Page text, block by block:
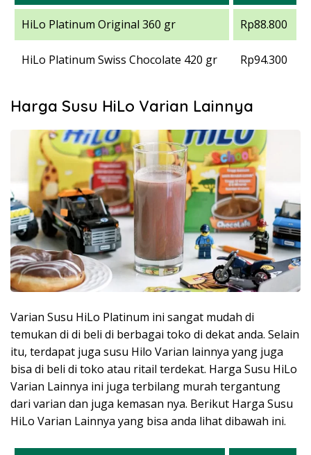
HiLo Platinum Original 360 gr Rp88.800
HiLo Platinum Swiss Chocolate 420 gr Rp94.300
Harga Susu HiLo Varian Lainnya
Varian Susu HiLo Platinum ini sangat mudah di
temukan di di beli di berbagai toko di dekat anda. Selain
itu, terdapat juga susu Hilo Varian lainnya yang juga
bisa di beli di toko atau ritail terdekat. Harga Susu HiLo
Varian Lainnya ini juga terbilang murah tergantung
dari varian dan juga kemasan nya. Berikut Harga Susu
HiLo Varian Lainnya yang bisa anda lihat dibawah ini.